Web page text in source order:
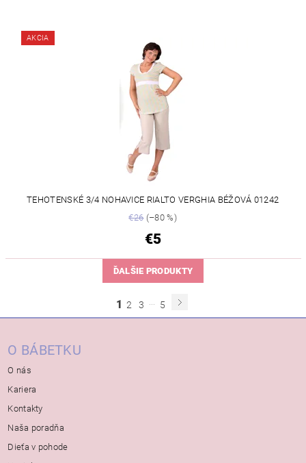
AKCIA
TEHOTENSKÉ 3/4 NOHAVICE RIALTO VERGHIA BÉŽOVÁ 01242
€26(–80 %)
€5
ĎALŠIE PRODUKTY
1 2 3 5
O BÁBETKU
O nás
Kariera
Kontakty
Naša poradňa
Dieťa v pohode